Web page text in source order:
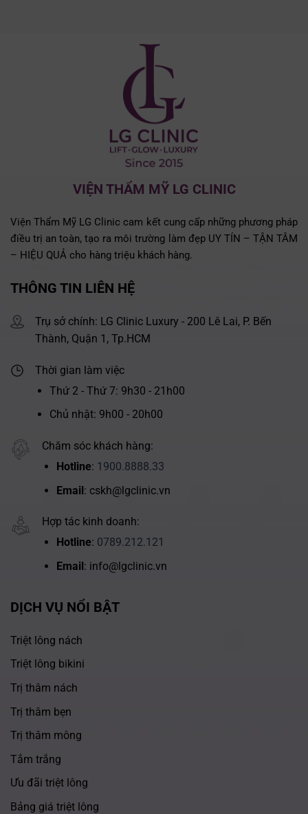
VIỆN THẨM MỸ LG CLINIC
Viện Thẩm Mỹ LG Clinic cam kết cung cấp những phương pháp
điều trị an toàn, tạo ra môi trường làm đẹp UY TÍN – TẬN TÂM
– HIỆU QUẢ cho hàng triệu khách hàng.
THÔNG TIN LIÊN HỆ
Trụ sở chính: LG Clinic Luxury - 200 Lê Lai, P. Bến
Thành, Quận 1, Tp.HCM
Thời gian làm việc
Thứ 2 - Thứ 7: 9h30 - 21h00
Chủ nhật: 9h00 - 20h00
Chăm sóc khách hàng:
Hotline: 1900.8888.33
Email: cskh@lgclinic.vn
Hợp tác kinh doanh:
Hotline: 0789.212.121
Email: info@lgclinic.vn
DỊCH VỤ NỔI BẬT
Triệt lông nách
Triệt lông bikini
Trị thâm nách
Trị thâm bẹn
Trị thâm mông
Tắm trắng
Ưu đãi triệt lông
Bảng giá triệt lông